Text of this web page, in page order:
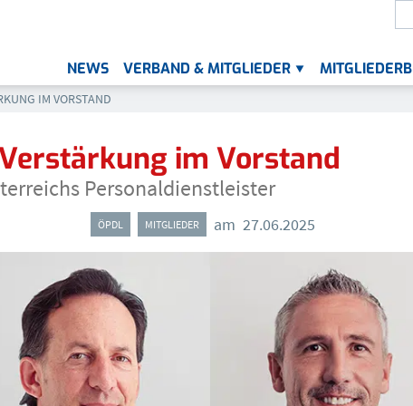
NEWS VERBAND & MITGLIEDER UNTERMENÜ FÜR
IM VORSTAND
IM VORSTAND
im Vorstand
Personaldienstleister
ÖPDL MITGLIEDER am 27.06.2025